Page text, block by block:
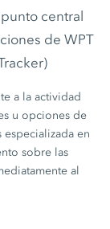
a la
a largo
central
de WPT
a la actividad
u opciones de
en
sobre las
al